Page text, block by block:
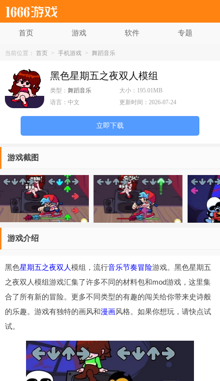
首页 游戏 软件 专题
当前位置： 首页 > 手机游戏 > 舞蹈音乐
黑色星期五之夜双人模组
类型： 舞蹈音乐 大小： 195.01MB
语言： 中文 更新时间：2026-07-24
立即下载
游戏截图
游戏介绍
黑色星期五之夜双人模组，流行音乐节奏冒险游戏。黑色星期五
之夜双人模组游戏汇集了许多不同的材料包和mod游戏，这里集
合了所有新的冒险。更多不同类型的有趣的闯关给你带来史诗般
的乐趣。游戏有独特的画风和漫画风格。如果你想玩，请快点试
试。